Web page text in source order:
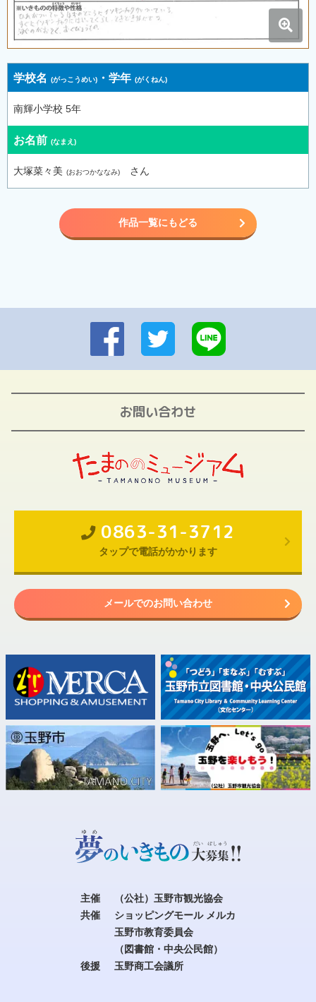
学校名 ・学年
南輝小学校 5年
お名前
大塚菜々美 さん
作品一覧にもどる
お問い合わせ
0863-31-3712
タップで電話がかかります
メールでのお問い合わせ
主催
（公社）玉野市観光協会
共催
ショッピングモール メルカ
玉野市教育委員会
（図書館・中央公民館）
後援
玉野商工会議所